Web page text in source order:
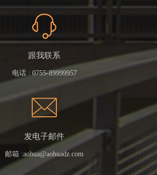
跟我联系
电话 : 0755-89999957
发电子邮件
邮箱 :aohua@aohuadz.com